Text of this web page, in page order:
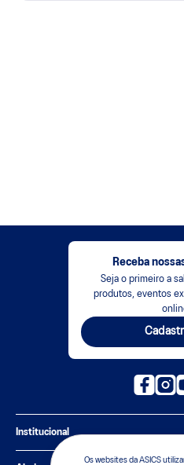
Os websites da ASICS
Receba
Seja o primeiro a
produtos, eventos
Institucional